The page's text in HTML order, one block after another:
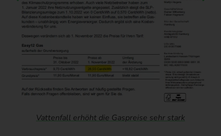
Vattenfall erhöht die Gaspreise sehr stark